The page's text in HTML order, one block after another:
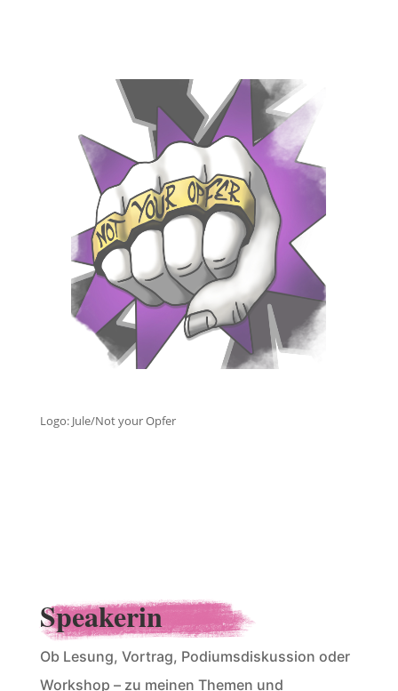
Logo: Jule/Not your Opfer
Speakerin
Ob Lesung, Vortrag, Podiumsdiskussion oder
Workshop – zu meinen Themen und